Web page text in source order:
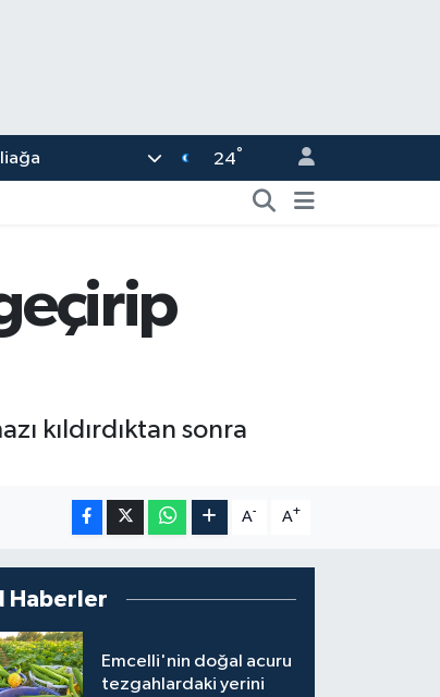
24°
kıldırdıktan sonra
A- A+
Haberler
Emcelli'nin doğal acuru
tezgahlardaki yerini